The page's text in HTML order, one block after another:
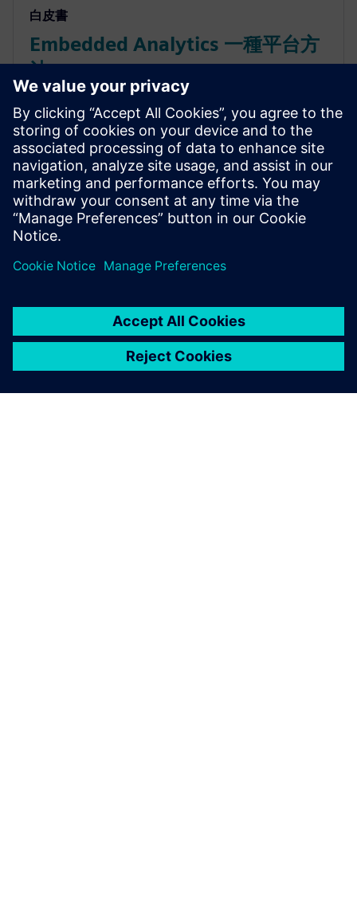
白皮書
Embedded Analytics 一種平台方
法
我們介紹了一種平台方法，稱為 Tessent™ Embedded
Analytics，這個解決 方案整合了智慧型晶載監測、通
訊軟硬體、API 與應用軟體。該平台為一個 問題領域
提供了解決方案，該領域的範圍從 SoC 除錯擴展到產
品效能的最佳化，貫穿從概念發想直到生命週期結束
的完整生命週期。